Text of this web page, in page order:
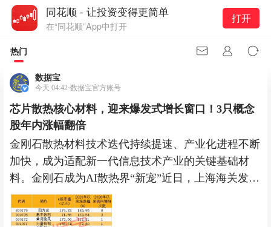
同花顺 - 让投资变得更简单
在“同花顺”App中打开
打开
热门
数据宝
今天 04:42·数据宝官方账号
芯片散热核心材料，迎来爆发式增长窗口！3只概念
股年内涨幅翻倍
金刚石散热材料技术迭代持续提速、产业化进程不断
加快，成为适配新一代信息技术产业的关键基础材
料。金刚石成为AI散热界“新宠”近日，上海海关发布
的数据显示，今年上半